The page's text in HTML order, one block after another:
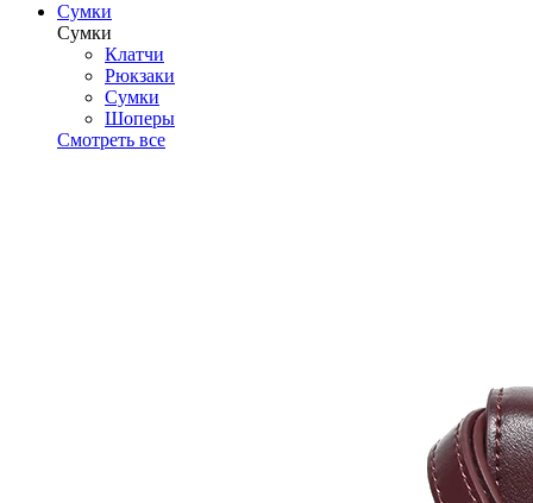
Сумки
Сумки
Клатчи
Рюкзаки
Сумки
Шоперы
Смотреть все